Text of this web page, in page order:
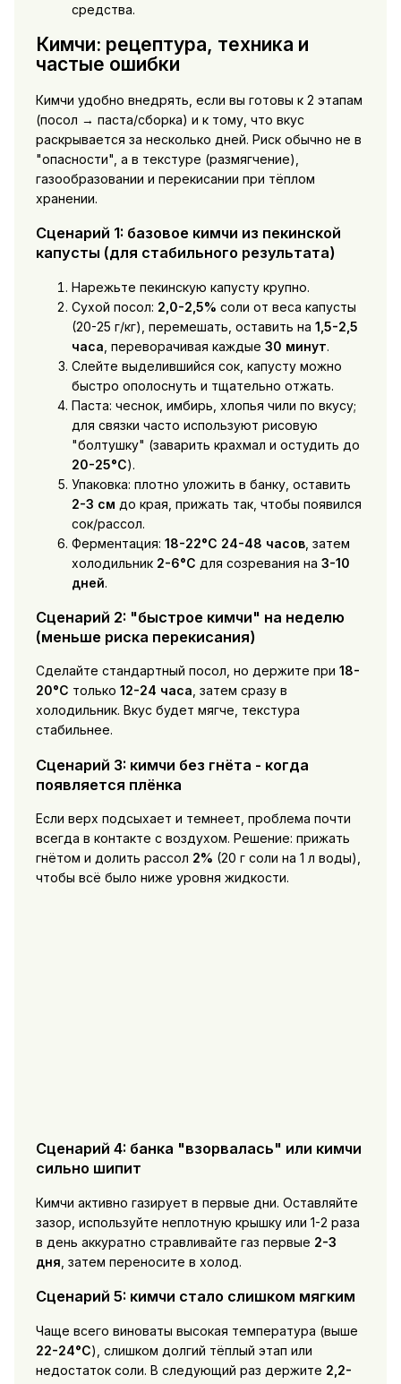
средства.
Кимчи: рецептура, техника и
частые ошибки
Кимчи удобно внедрять, если вы готовы к 2 этапам
(посол → паста/сборка) и к тому, что вкус
раскрывается за несколько дней. Риск обычно не в
"опасности", а в текстуре (размягчение),
газообразовании и перекисании при тёплом
хранении.
Сценарий 1: базовое кимчи из пекинской
капусты (для стабильного результата)
Нарежьте пекинскую капусту крупно.
Сухой посол: 2,0-2,5% соли от веса капусты
(20-25 г/кг), перемешать, оставить на 1,5-2,5
часа , переворачивая каждые 30 минут.
Слейте выделившийся сок, капусту можно
быстро ополоснуть и тщательно отжать.
Паста: чеснок, имбирь, хлопья чили по вкусу;
для связки часто используют рисовую
"болтушку" (заварить крахмал и остудить до
20-25°C).
Упаковка: плотно уложить в банку, оставить
2-3 см до края, прижать так, чтобы появился
сок/рассол.
Ферментация: 18-22°C 24-48 часов, затем
холодильник 2-6°C для созревания на 3-10
дней.
Сценарий 2: "быстрое кимчи" на неделю
(меньше риска перекисания)
Сделайте стандартный посол, но держите при 18-
20°C только 12-24 часа , затем сразу в
холодильник. Вкус будет мягче, текстура
стабильнее.
Сценарий 3: кимчи без гнёта - когда
появляется плёнка
Если верх подсыхает и темнеет, проблема почти
всегда в контакте с воздухом. Решение: прижать
гнётом и долить рассол 2% (20 г соли на 1 л воды),
чтобы всё было ниже уровня жидкости.
Сценарий 4: банка "взорвалась" или кимчи
сильно шипит
Кимчи активно газирует в первые дни. Оставляйте
зазор, используйте неплотную крышку или 1-2 раза
в день аккуратно стравливайте газ первые 2-3
дня , затем переносите в холод.
Сценарий 5: кимчи стало слишком мягким
Чаще всего виноваты высокая температура (выше
22-24°C), слишком долгий тёплый этап или
недостаток соли. В следующий раз держите 2,2-